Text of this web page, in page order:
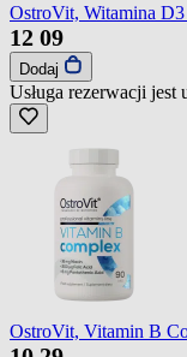
OstroVit, Witamina
12 09
Dodaj
Usługa rezerwacji jest
OstroVit, Vitamin B